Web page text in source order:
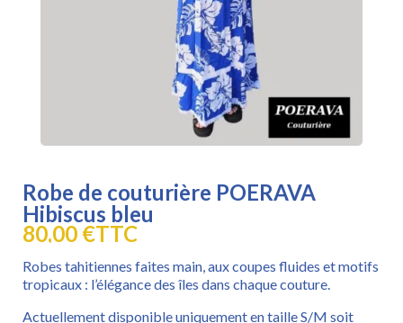
Robe de couturière POERAVA
Hibiscus bleu
80,00 €TTC
Robes tahitiennes faites main, aux coupes fluides et motifs
tropicaux : l’élégance des îles dans chaque couture.
Actuellement disponible uniquement en taille S/M soit